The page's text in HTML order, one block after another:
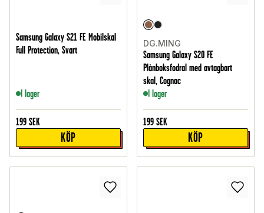
Samsung Galaxy S21 FE Mobilskal
Full Protection, Svart
I lager
199 SEK
KÖP
DG.MING
Samsung Galaxy S20 FE
Plånboksfodral med avtagbart
skal, Cognac
I lager
199 SEK
KÖP